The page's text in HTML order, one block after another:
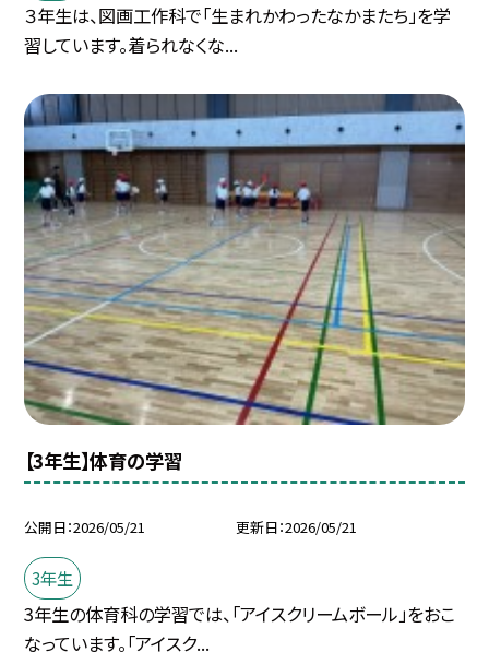
３年生は、図画工作科で「生まれかわったなかまたち」を学
習しています。着られなくな...
【3年生】体育の学習
公開日 2026/05/21 更新日 2026/05/21
3年生
3年生の体育科の学習では、「アイスクリームボール」をおこ
なっています。「アイスク...